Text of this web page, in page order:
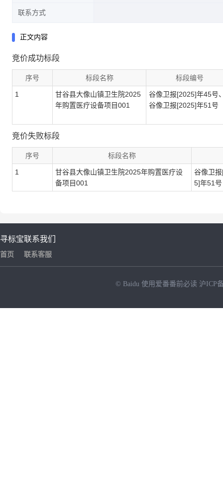
联系方式
正文内容
竞价成功标段
序号 标段名称 标段编号
1
甘谷县大像山镇卫生院2025
年购置医疗设备项目001
谷像卫报[2025]年45号
谷像卫报[2025]年51号
竞价失败标段
序号 标段名称
1
甘谷县大像山镇卫生院2025年购置医疗设
备项目001
谷像卫
5]年51号
寻标宝
首页
联系我们
联系客服
© Baidu 使用爱番番前必读 沪ICP